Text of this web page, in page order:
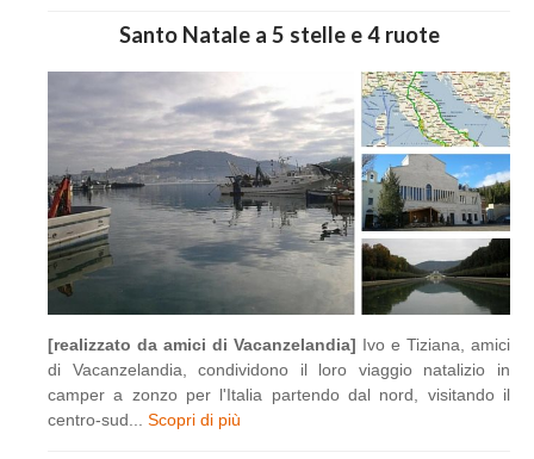
Santo Natale a 5 stelle e 4 ruote
[realizzato da amici di Vacanzelandia] Ivo e Tiziana, amici
di Vacanzelandia, condividono il loro viaggio natalizio in
camper a zonzo per l'Italia partendo dal nord, visitando il
centro-sud... Scopri di più